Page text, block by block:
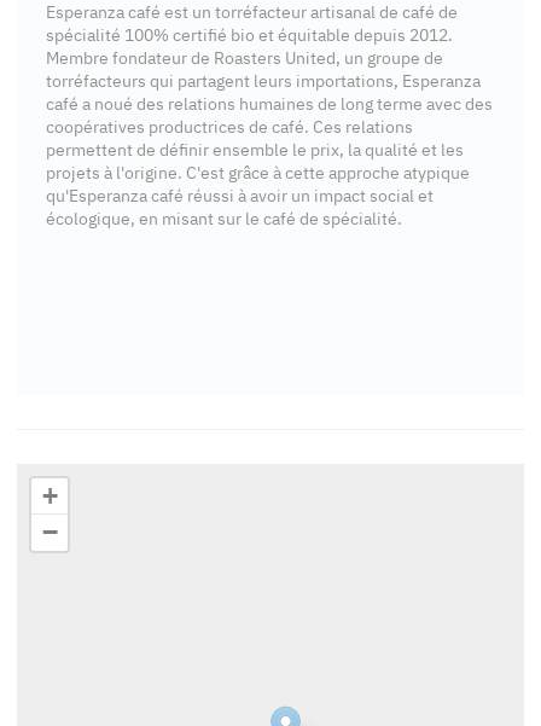
Esperanza café est un torréfacteur artisanal de café de
spécialité 100% certifié bio et équitable depuis 2012.
Membre fondateur de Roasters United, un groupe de
torréfacteurs qui partagent leurs importations, Esperanza
café a noué des relations humaines de long terme avec des
coopératives productrices de café. Ces relations
permettent de définir ensemble le prix, la qualité et les
projets à l'origine. C'est grâce à cette approche atypique
qu'Esperanza café réussi à avoir un impact social et
écologique, en misant sur le café de spécialité.
+
−